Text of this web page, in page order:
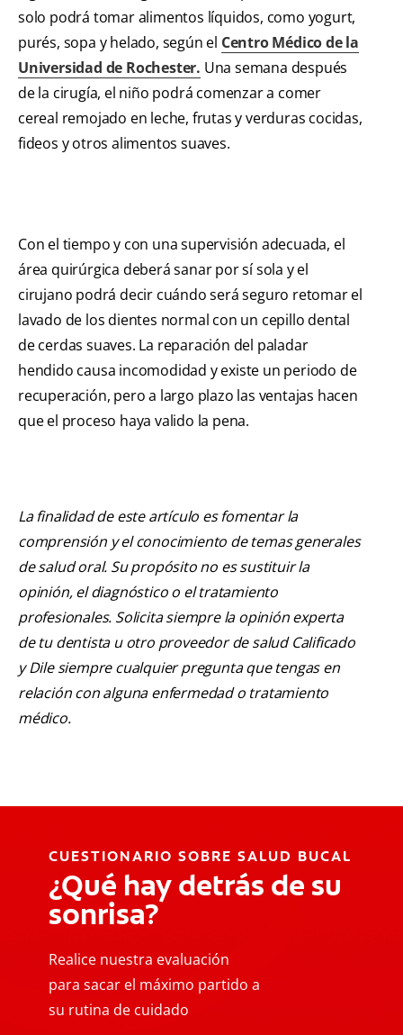
solo podrá tomar alimentos líquidos, como yogurt,
purés, sopa y helado, según el Centro Médico de la
Universidad de Rochester. Una semana después
de la cirugía, el niño podrá comenzar a comer
cereal remojado en leche, frutas y verduras cocidas,
fideos y otros alimentos suaves.
Con el tiempo y con una supervisión adecuada, el
área quirúrgica deberá sanar por sí sola y el
cirujano podrá decir cuándo será seguro retomar el
lavado de los dientes normal con un cepillo dental
de cerdas suaves. La reparación del paladar
hendido causa incomodidad y existe un periodo de
recuperación, pero a largo plazo las ventajas hacen
que el proceso haya valido la pena.
La finalidad de este artículo es fomentar la
comprensión y el conocimiento de temas generales
de salud oral. Su propósito no es sustituir la
opinión, el diagnóstico o el tratamiento
profesionales. Solicita siempre la opinión experta
de tu dentista u otro proveedor de salud Calificado
y Dile siempre cualquier pregunta que tengas en
relación con alguna enfermedad o tratamiento
médico.
CUESTIONARIO SOBRE SALUD BUCAL
¿Qué hay detrás de su
sonrisa?
Realice nuestra evaluación
para sacar el máximo partido a
su rutina de cuidado